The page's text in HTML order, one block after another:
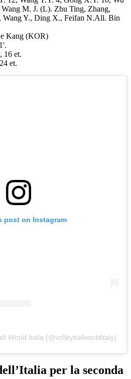
M. J. (L). Zhu Ting, Zhang,
Wang Y., Ding X., Feifan N.All. Bin
Kang (KOR)
16 et.
et.
post on Instagram
World Italia (@volleyballworlditaly)
per la seconda